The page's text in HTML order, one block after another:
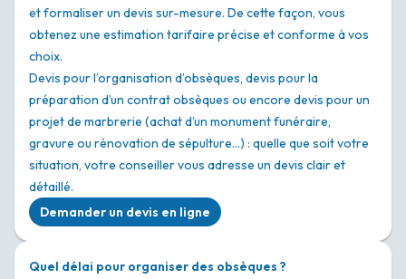
et formaliser un devis sur-mesure. De cette façon, vous
obtenez une estimation tarifaire précise et conforme à vos
choix.
Devis pour l’organisation d’obsèques, devis pour la
préparation d’un contrat obsèques ou encore devis pour un
projet de marbrerie (achat d’un monument funéraire,
gravure ou rénovation de sépulture…) : quelle que soit votre
situation, votre conseiller vous adresse un devis clair et
détaillé.
Demander un devis en ligne
Quel délai pour organiser des obsèques ?